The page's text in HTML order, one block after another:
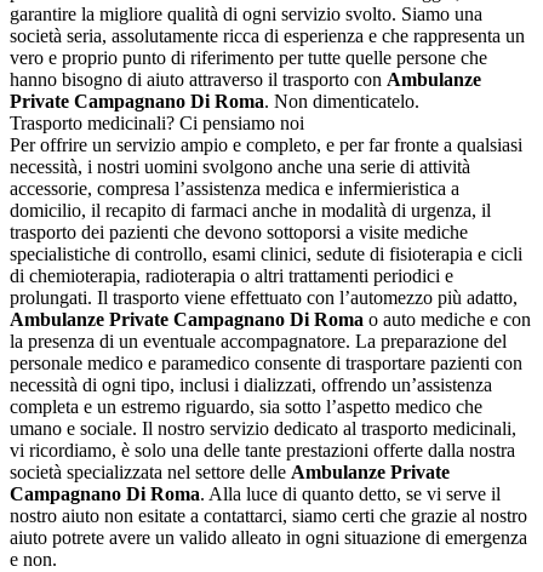
garantire la migliore qualità di ogni servizio svolto. Siamo una
società seria, assolutamente ricca di esperienza e che rappresenta un
vero e proprio punto di riferimento per tutte quelle persone che
hanno bisogno di aiuto attraverso il trasporto con Ambulanze
Private Campagnano Di Roma. Non dimenticatelo.
Trasporto medicinali? Ci pensiamo noi
Per offrire un servizio ampio e completo, e per far fronte a qualsiasi
necessità, i nostri uomini svolgono anche una serie di attività
accessorie, compresa l’assistenza medica e infermieristica a
domicilio, il recapito di farmaci anche in modalità di urgenza, il
trasporto dei pazienti che devono sottoporsi a visite mediche
specialistiche di controllo, esami clinici, sedute di fisioterapia e cicli
di chemioterapia, radioterapia o altri trattamenti periodici e
prolungati. Il trasporto viene effettuato con l’automezzo più adatto,
Ambulanze Private Campagnano Di Roma o auto mediche e con
la presenza di un eventuale accompagnatore. La preparazione del
personale medico e paramedico consente di trasportare pazienti con
necessità di ogni tipo, inclusi i dializzati, offrendo un’assistenza
completa e un estremo riguardo, sia sotto l’aspetto medico che
umano e sociale. Il nostro servizio dedicato al trasporto medicinali,
vi ricordiamo, è solo una delle tante prestazioni offerte dalla nostra
società specializzata nel settore delle Ambulanze Private
Campagnano Di Roma. Alla luce di quanto detto, se vi serve il
nostro aiuto non esitate a contattarci, siamo certi che grazie al nostro
aiuto potrete avere un valido alleato in ogni situazione di emergenza
e non.